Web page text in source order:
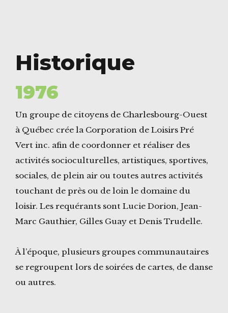
Historique
1976
Un groupe de citoyens de Charlesbourg-Ouest
à Québec crée la Corporation de Loisirs Pré
Vert inc. afin de coordonner et réaliser des
activités socioculturelles, artistiques, sportives,
sociales, de plein air ou toutes autres activités
touchant de près ou de loin le domaine du
loisir. Les requérants sont Lucie Dorion, Jean-
Marc Gauthier, Gilles Guay et Denis Trudelle.
À l’époque, plusieurs groupes communautaires
se regroupent lors de soirées de cartes, de danse
ou autres.